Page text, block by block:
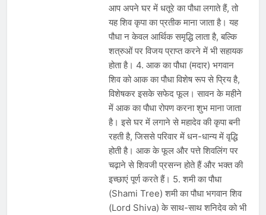
आप अपने घर में धतूरे का पौधा लगाते हैं, तो
यह शिव कृपा का प्रतीक माना जाता है। यह
पौधा न केवल आर्थिक समृद्धि लाता है, बल्कि
शत्रुओं पर विजय प्राप्त करने में भी सहायक
होता है। 4. आक का पौधा (मदार) भगवान
शिव को आक का पौधा विशेष रूप से प्रिय है,
विशेषकर इसके सफेद फूल। सावन के महीने
में आक का पौधा रोपण करना शुभ माना जाता
है। इसे घर में लगाने से महादेव की कृपा बनी
रहती है, जिससे परिवार में धन-धान्य में वृद्धि
होती है। आक के फूल और पत्ते शिवलिंग पर
चढ़ाने से शिवजी प्रसन्न होते हैं और भक्त की
इच्छाएं पूर्ण करते हैं। 5. शमी का पौधा
(Shami Tree) शमी का पौधा भगवान शिव
(Lord Shiva) के साथ-साथ शनिदेव को भी